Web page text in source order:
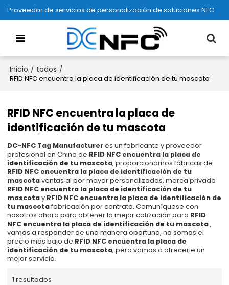
Proveedor de servicios de personalización de soluciones NFC
Inicio / todos /
RFID NFC encuentra la placa de identificación de tu mascota
RFID NFC encuentra la placa de
identificación de tu mascota
DC-NFC Tag Manufactureres un fabricante y proveedor
profesional en China de RFID NFC encuentra la placa de
identificación de tu mascota, proporcionamos fábricas de
RFID NFC encuentra la placa de identificación de tu
mascotaventas al por mayor personalizadas, marca privada
RFID NFC encuentra la placa de identificación de tu
mascotay RFID NFC encuentra la placa de identificación de
tu mascotafabricación por contrato. Comuníquese con
nosotros ahora para obtener la mejor cotización para RFID
NFC encuentra la placa de identificación de tu mascota,
vamos a responder de una manera oportuna, no somos el
precio más bajo de RFID NFC encuentra la placa de
identificación de tu mascota, pero vamos a ofrecerle un
mejor servicio.
1 resultados